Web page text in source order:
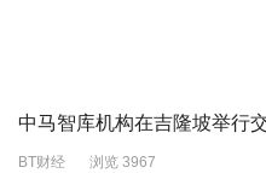
中马智库机构在吉隆坡举行
BT财经 浏览 3967